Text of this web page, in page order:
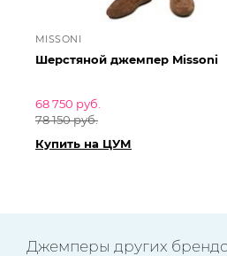
MISSONI
Шерстяной джемпер Missoni
68 750 руб.
78 150 руб.
Купить на ЦУМ
Джемперы других